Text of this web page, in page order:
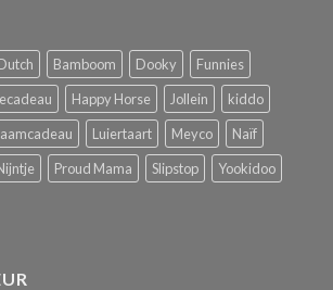
Bamboom Dooky
Funnies
Happy Horse Jollein
kiddo
Luiertaart Meyco
Naïf
Proud Mama Slipstop
Yookidoo